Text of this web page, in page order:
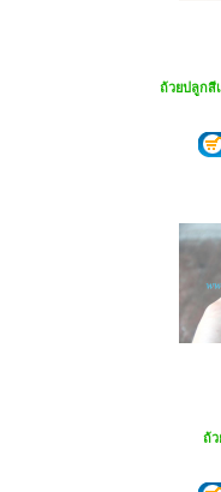
ถ้วยปลูกสี
ถ้